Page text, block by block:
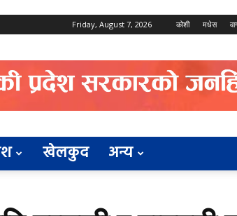
Friday, August 7, 2026 कोशी मधेस
खेलकुद अन्य